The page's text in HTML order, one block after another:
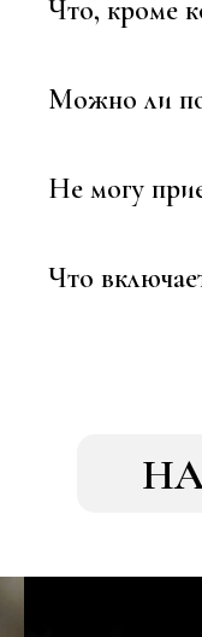
Что, кроме
Можно ли
Не могу
Что